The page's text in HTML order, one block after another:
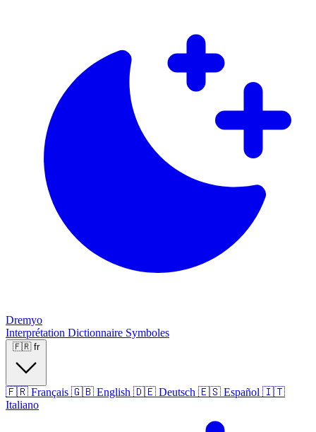
Dremyo
Interprétation Dictionnaire Symboles
🇫🇷 fr
🇫🇷 Français 🇬🇧 English 🇩🇪 Deutsch 🇪🇸 Español 🇮🇹
Italiano